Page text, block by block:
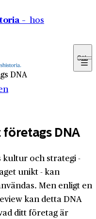
– hos
Sök
DNA
DNA
och strategi -
unikt - kan
Men enligt en
kan detta DNA
ditt företag är